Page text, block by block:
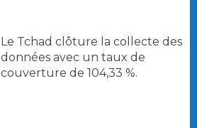
Le Tchad clôture la collecte des
données avec un taux de
couverture de 104,33 %.